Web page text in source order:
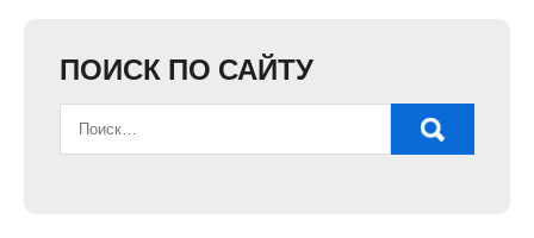
ПОИСК ПО САЙТУ